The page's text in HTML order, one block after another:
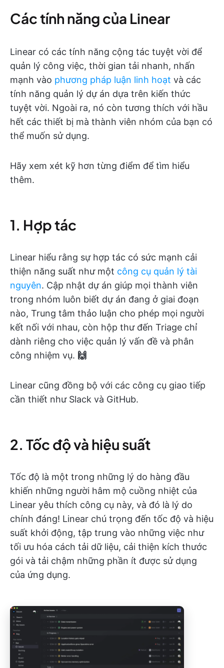
Các tính năng của Linear
Linear có các tính năng cộng tác tuyệt vời để
quản lý công việc, thời gian tải nhanh, nhấn
mạnh vào phương pháp luận linh hoạt và các
tính năng quản lý dự án dựa trên kiến thức
tuyệt vời. Ngoài ra, nó còn tương thích với hầu
hết các thiết bị mà thành viên nhóm của bạn có
thể muốn sử dụng.
Hãy xem xét kỹ hơn từng điểm để tìm hiểu
thêm.
1. Hợp tác
Linear hiểu rằng sự hợp tác có sức mạnh cải
thiện năng suất như một công cụ quản lý tài
nguyên. Cập nhật dự án giúp mọi thành viên
trong nhóm luôn biết dự án đang ở giai đoạn
nào, Trung tâm thảo luận cho phép mọi người
kết nối với nhau, còn hộp thư đến Triage chỉ
dành riêng cho việc quản lý vấn đề và phân
công nhiệm vụ. 🙌
Linear cũng đồng bộ với các công cụ giao tiếp
cần thiết như Slack và GitHub.
2. Tốc độ và hiệu suất
Tốc độ là một trong những lý do hàng đầu
khiến những người hâm mộ cuồng nhiệt của
Linear yêu thích công cụ này, và đó là lý do
chính đáng! Linear chú trọng đến tốc độ và hiệu
suất khởi động, tập trung vào những việc như
tối ưu hóa cách tải dữ liệu, cải thiện kích thước
gói và tải chậm những phần ít được sử dụng
của ứng dụng.